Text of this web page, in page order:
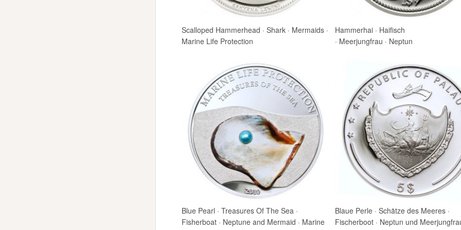
Scalloped Hammerhead · Shark · Mermaids ·
Marine Life Protection
Hammerhai · Haifisch
· Meerjungfrau · Neptun
Blue Pearl · Treasures Of The Sea ·
Fisherboat · Neptune and Mermaid · Marine
Blaue Perle · Schätze des Meeres ·
Fischerboot · Neptun und